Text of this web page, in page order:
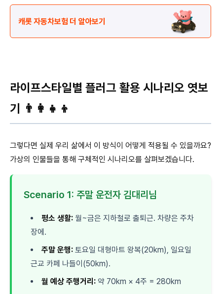
캐롯 자동차보험 더 알아보기
라이프스타일별 플러그 활용 시나리오 엿보
기 👨‍👩‍👧‍👦
그렇다면 실제 우리 삶에서 이 방식이 어떻게 적용될 수 있을까요?
가상의 인물들을 통해 구체적인 시나리오를 살펴보겠습니다.
Scenario 1: 주말 운전자 김대리님
평소 생활: 월~금은 지하철로 출퇴근. 차량은 주차
장에.
주말 운행: 토요일 대형마트 왕복(20km), 일요일
근교 카페 나들이(50km).
월 예상 주행거리: 약 70km × 4주 = 280km